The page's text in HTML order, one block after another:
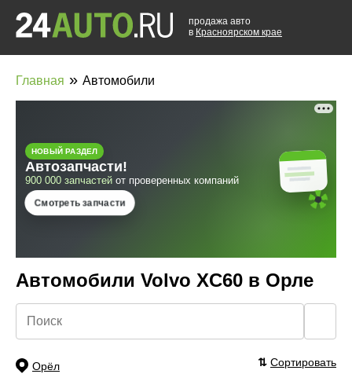
продажа авто
в Красноярском крае
Главная » Автомобили
Автомобили Volvo XC60 в Орле
Орёл ⇅ Сортировать